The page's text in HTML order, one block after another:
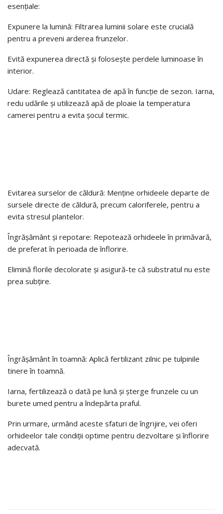
esențiale:
Expunere la lumină: Filtrarea luminii solare este crucială
pentru a preveni arderea frunzelor.
Evită expunerea directă și folosește perdele luminoase în
interior.
Udare: Reglează cantitatea de apă în funcție de sezon. Iarna,
redu udările și utilizează apă de ploaie la temperatura
camerei pentru a evita șocul termic.
Evitarea surselor de căldură: Menține orhideele departe de
sursele directe de căldură, precum caloriferele, pentru a
evita stresul plantelor.
Îngrășământ și repotare: Repotează orhideele în primăvară,
de preferat în perioada de înflorire.
Elimină florile decolorate și asigură-te că substratul nu este
prea subțire.
Îngrășământ în toamnă: Aplică fertilizant zilnic pe tulpinile
tinere în toamnă.
Iarna, fertilizează o dată pe lună și șterge frunzele cu un
burete umed pentru a îndepărta praful.
Prin urmare, urmând aceste sfaturi de îngrijire, vei oferi
orhideelor tale condiții optime pentru dezvoltare și înflorire
adecvată.